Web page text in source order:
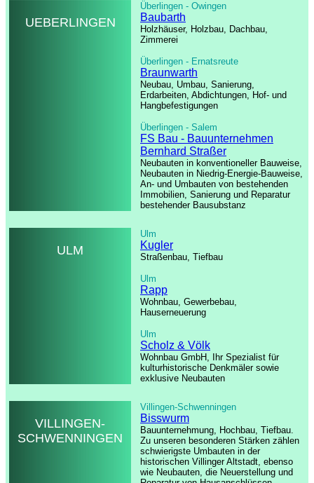
UEBERLINGEN
Überlingen - Owingen
Baubarth
Holzhäuser, Holzbau, Dachbau,
Zimmerei
Überlingen - Ernatsreute
Braunwarth
Neubau, Umbau, Sanierung,
Erdarbeiten, Abdichtungen, Hof- und
Hangbefestigungen
Überlingen - Salem
FS Bau - Bauunternehmen
Bernhard Straßer
Neubauten in konventioneller Bauweise,
Neubauten in Niedrig-Energie-Bauweise,
An- und Umbauten von bestehenden
Immobilien, Sanierung und Reparatur
bestehender Bausubstanz
ULM
Ulm
Kugler
Straßenbau, Tiefbau
Ulm
Rapp
Wohnbau, Gewerbebau,
Hauserneuerung
Ulm
Scholz & Völk
Wohnbau GmbH, Ihr Spezialist für
kulturhistorische Denkmäler sowie
exklusive Neubauten
VILLINGEN-
SCHWENNINGEN
Villingen-Schwenningen
Bisswurm
Bauunternehmung, Hochbau, Tiefbau.
Zu unseren besonderen Stärken zählen
schwierigste Umbauten in der
historischen Villinger Altstadt, ebenso
wie Neubauten, die Neuerstellung und